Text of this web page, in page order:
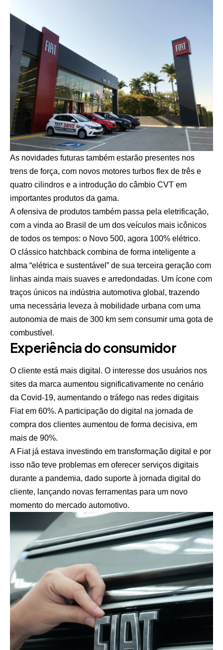
As novidades futuras também estarão presentes nos
trens de força, com novos motores turbos flex de três e
quatro cilindros e a introdução do câmbio CVT em
importantes produtos da gama.
A ofensiva de produtos também passa pela eletrificação,
com a vinda ao Brasil de um dos veículos mais icônicos
de todos os tempos: o Novo 500, agora 100% elétrico.
O clássico hatchback combina de forma inteligente a
alma “elétrica e sustentável” de sua terceira geração com
linhas ainda mais suaves e arredondadas. Um ícone com
traços únicos na indústria automotiva global, trazendo
uma necessária leveza à mobilidade urbana com uma
autonomia de mais de 300 km sem consumir uma gota de
combustível.
Experiência do consumidor
O cliente está mais digital. O interesse dos usuários nos
sites da marca aumentou significativamente no cenário
da Covid-19, aumentando o tráfego nas redes digitais
Fiat em 60%. A participação do digital na jornada de
compra dos clientes aumentou de forma decisiva, em
mais de 90%.
A Fiat já estava investindo em transformação digital e por
isso não teve problemas em oferecer serviços digitais
durante a pandemia, dado suporte à jornada digital do
cliente, lançando novas ferramentas para um novo
momento do mercado automotivo.